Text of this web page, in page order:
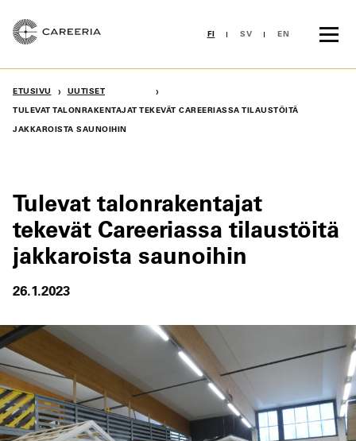
sisältöön
FI SV EN
ETUSIVU › UUTISET ›
TULEVAT TALONRAKENTAJAT TEKEVÄT CAREERIASSA TILAUSTÖITÄ
JAKKAROISTA SAUNOIHIN
Tulevat talonrakentajat
tekevät Careeriassa tilaustöitä
jakkaroista saunoihin
26.1.2023